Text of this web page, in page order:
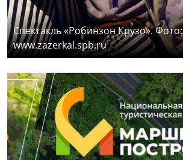
Спектакль «Робинзон Крузо». Фото:
www.zazerkal.spb.ru